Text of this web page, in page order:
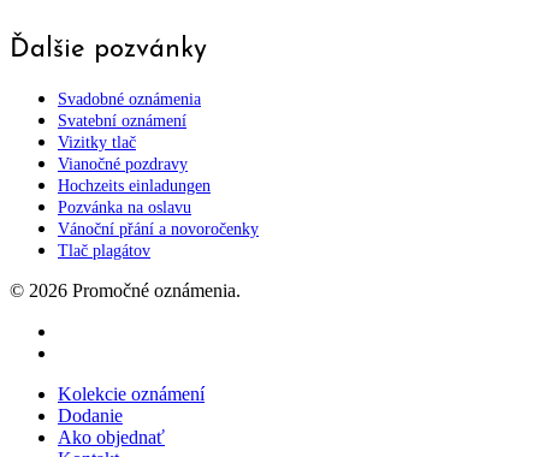
Ďalšie pozvánky
Svadobné oznámenia
Svatební oznámení
Vizitky tlač
Vianočné pozdravy
Hochzeits einladungen
Pozvánka na oslavu
Vánoční přání a novoročenky
Tlač plagátov
© 2026 Promočné oznámenia.
Close
Menu
Kolekcie oznámení
Dodanie
Ako objednať